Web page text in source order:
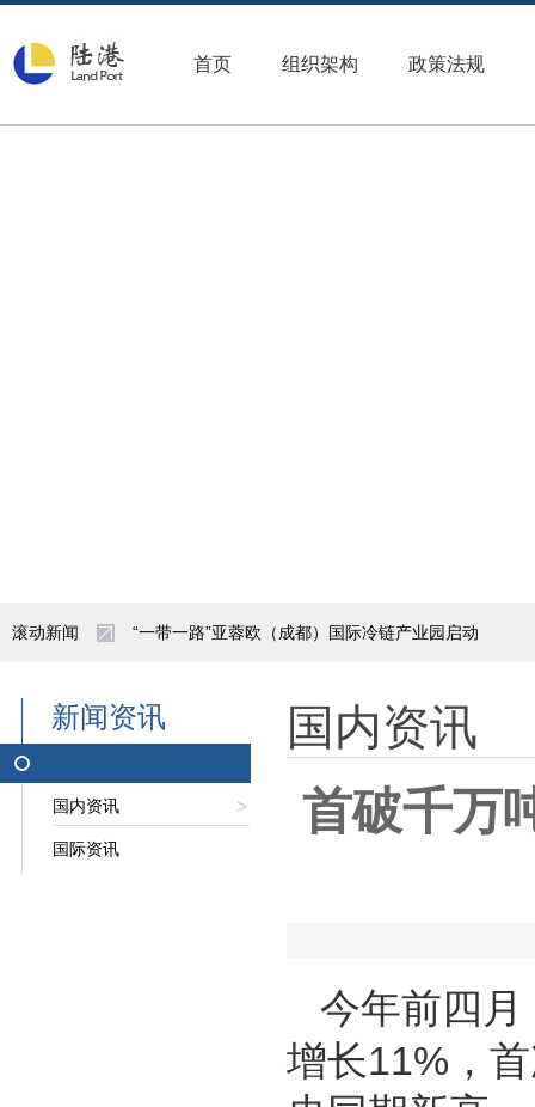
首页 组织架构 政策法规
滚动新闻 “一带一路”亚蓉欧（成都）国际冷链产业园启动
抢抓施工黄金期 阿拉山口综保区换装库项目赋能
重庆今年西部陆海新通道班列开行破千列
招聘公告|呼和浩特市北兴产业投资发展有限责任
领导致辞｜王磊在中国陆港与物流枢纽发展会议上
新闻资讯
国内资讯
国际资讯
国内资讯
首破千万
今年前四
增长11%，